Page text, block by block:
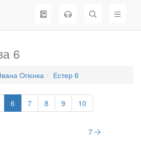
6
Огієнка Естер 6
6 7 8 9 10
7